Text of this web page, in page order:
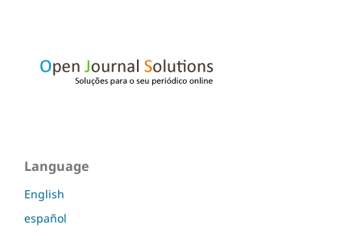
Language
English
español